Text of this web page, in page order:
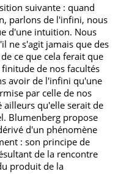
suivante : quand
parlons de l'infini, nous
d'une intuition. Nous
ne s'agit jamais que des
ce que cela ferait que
de nos facultés
avoir de l'infini qu'une
par celle de nos
qu'elle serait de
Blumenberg propose
d'un phénomène
: son principe de
de la rencontre
produit de la